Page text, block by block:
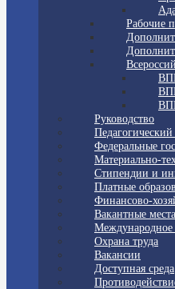
Рабочие
Руководство
Педагогический
Федеральные
Материально-
Стипендии и
Платные
Финансово-
Вакантные
Международное
Охрана труда
Вакансии
Доступная среда